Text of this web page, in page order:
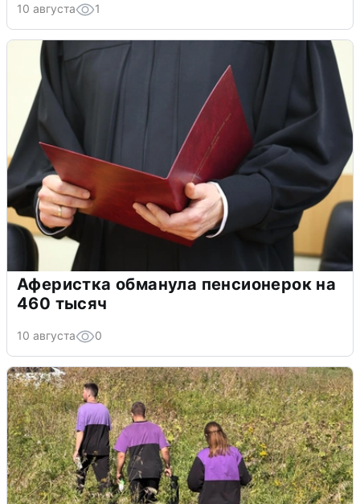
10 августа 1
Аферистка обманула пенсионерок на
460 тысяч
10 августа 0